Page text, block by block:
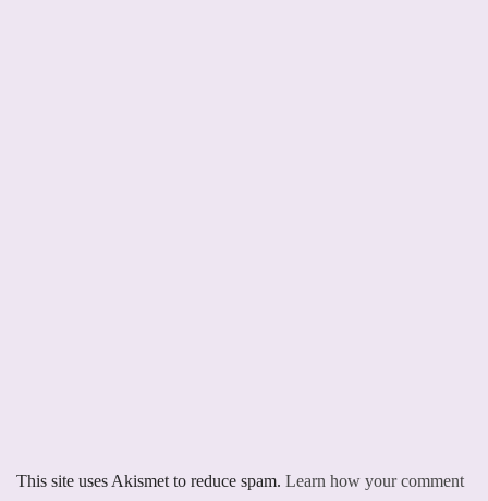
This site uses Akismet to reduce spam. Learn how your comment